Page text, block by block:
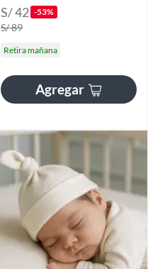
S/ 42 -53%
S/ 89
Retira mañana
Agregar